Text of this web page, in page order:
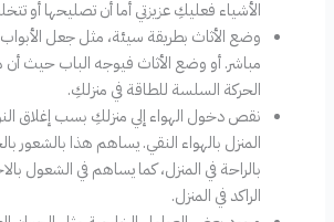
الأشياء فعليكِ عزيزتي أما أن تصليحها أو
وضع الأثاث بطريقة سيئة، مثل جعل
مباشر. أو وضع الأثاث فيوجه الباب حيث أن
الحركة السلسة للطاقة في منزلكِ.
نقص دخول الهواء إلي منزلكِ بسب إغلاق
المنزل بالهواء النقي. يساهم هذا
بالراحة في المنزل، كما يساهم في الشعول
الراكد في المنزل.